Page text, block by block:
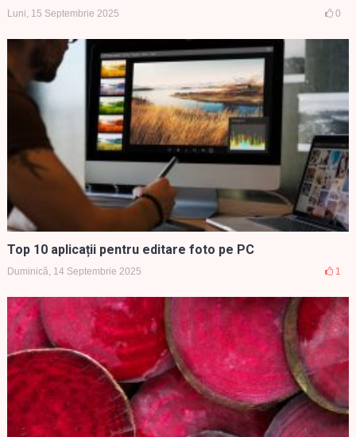
Luni, 15 Septembrie 2025 0
Top 10 aplicații pentru editare foto pe PC
Duminică, 14 Septembrie 2025 1